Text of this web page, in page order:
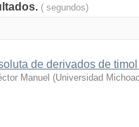
( segundos)
de derivados de
Manuel (Universidad